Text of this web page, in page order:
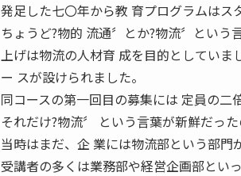
発足した七〇年から教 育プログラムはス
ちょうど?物的 流通〞とか?物流〞とい
上げは物流の人材育 成を目的としてい
ー スが設けられました。
同コースの第一回目の募集には 定員の二
それだけ?物流〞 という言葉が新鮮だった
当時はまだ、企 業には物流部という部門
受講者の多くは業務部や経営企画部とい